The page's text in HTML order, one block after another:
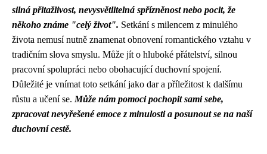
silná přitažlivost, nevysvětlitelná spřízněnost nebo pocit, že
někoho známe "celý život". Setkání s milencem z minulého
života nemusí nutně znamenat obnovení romantického vztahu v
tradičním slova smyslu. Může jít o hluboké přátelství, silnou
pracovní spolupráci nebo obohacující duchovní spojení.
Důležité je vnímat toto setkání jako dar a příležitost k dalšímu
růstu a učení se. Může nám pomoci pochopit sami sebe,
zpracovat nevyřešené emoce z minulosti a posunout se na naší
duchovní cestě.